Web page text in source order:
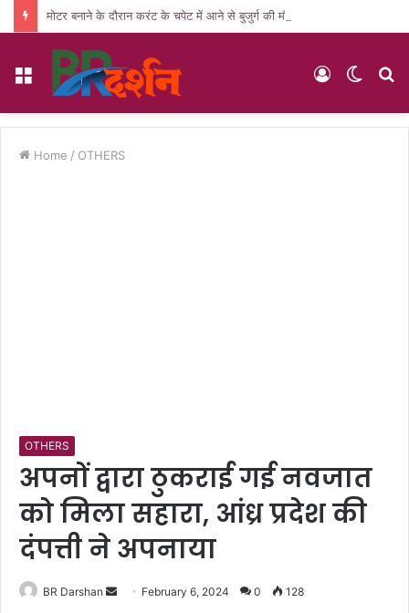
मोटर बनाने के दौरान करंट के चपेट में आने से बुजुर्ग की मौत, पसरा मातम
Menu
Switch
Log
Home / OTHERS
OTHERS
अपनों द्वारा ठुकराई गई नवजात
को मिला सहारा, आंध्र प्रदेश की
दंपत्ती ने अपनाया
BR Darshan February 6, 2024 0 128